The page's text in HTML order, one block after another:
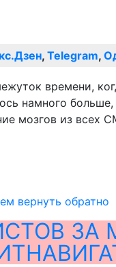
, Telegram,
времени,
намного
мозгов из всех
вернуть обратно
ЗА